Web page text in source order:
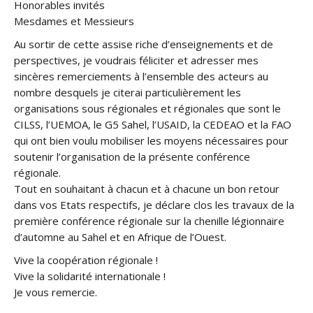
Honorables invités
Mesdames et Messieurs
Au sortir de cette assise riche d’enseignements et de
perspectives, je voudrais féliciter et adresser mes
sincères remerciements à l’ensemble des acteurs au
nombre desquels je citerai particulièrement les
organisations sous régionales et régionales que sont le
CILSS, l’UEMOA, le G5 Sahel, l’USAID, la CEDEAO et la FAO
qui ont bien voulu mobiliser les moyens nécessaires pour
soutenir l’organisation de la présente conférence
régionale.
Tout en souhaitant à chacun et à chacune un bon retour
dans vos Etats respectifs, je déclare clos les travaux de la
première conférence régionale sur la chenille légionnaire
d’automne au Sahel et en Afrique de l’Ouest.
Vive la coopération régionale !
Vive la solidarité internationale !
Je vous remercie.